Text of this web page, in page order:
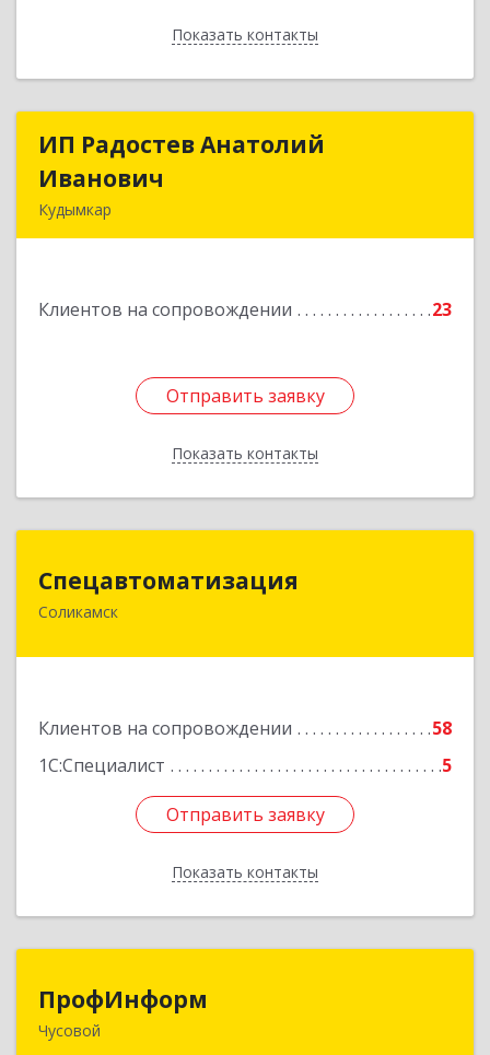
Показать контакты
Назад
ИП Радостев Анатолий
Иванович
Кудымкар
Клиентов на сопровождении 23
Отправить заявку
Показать контакты
ИП Радостев Анатолий
Подробнее
Отправить заявку
Назад
Спецавтоматизация
Соликамск
Клиентов на сопровождении
58
1С:Специалист
5
Отправить заявку
Показать контакты
Отправить заявку
Назад
ПрофИнформ
Чусовой
618204, Пермский край, г.о. Чусовской, Чусовой